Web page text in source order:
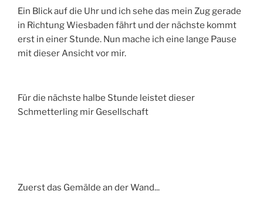
Ein Blick auf die Uhr und ich sehe das mein Zug gerade
in Richtung Wiesbaden fährt und der nächste kommt
erst in einer Stunde. Nun mache ich eine lange Pause
mit dieser Ansicht vor mir.
Für die nächste halbe Stunde leistet dieser
Schmetterling mir Gesellschaft
Zuerst das Gemälde an der Wand...